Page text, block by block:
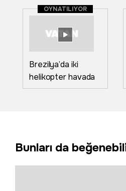
OYNATILIYOR
Brezilya’da iki
helikopter havada
çarpıştı 6 kişi
Bunları da